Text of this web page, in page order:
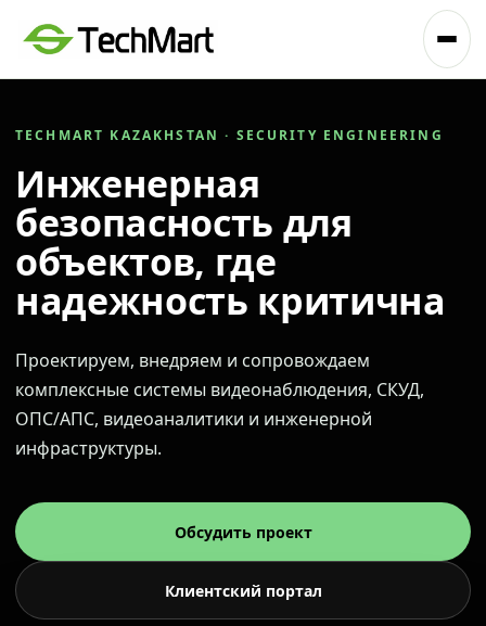
TECHMART KAZAKHSTAN · SECURITY ENGINEERING
Инженерная
безопасность для
объектов, где
надежность критична
Проектируем, внедряем и сопровождаем
комплексные системы видеонаблюдения, СКУД,
ОПС/АПС, видеоаналитики и инженерной
инфраструктуры.
Обсудить проект
Клиентский портал